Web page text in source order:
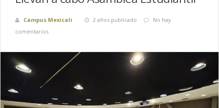
Campus Mexicali 2 años publicado
No hay
comentarios